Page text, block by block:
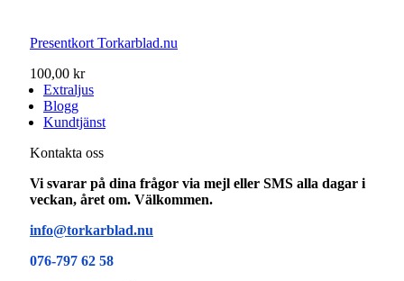
Presentkort Torkarblad.nu
100,00 kr
Extraljus
Blogg
Kundtjänst
Kontakta oss
Vi svarar på dina frågor via mejl eller SMS alla dagar i
veckan, året om. Välkommen.
info@torkarblad.nu
076-797 62 58